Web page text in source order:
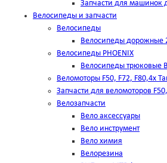
Запчасти для машинок
Велосипеды и запчасти
Велосипеды
Велосипеды дорожные
Велосипеды PHOENIX
Велосипеды трюковые
Веломоторы F50, F72, F80,4х
Запчасти для веломоторов
Велозапчасти
Вело аксессуары
Вело инструмент
Вело химия
Велорезина